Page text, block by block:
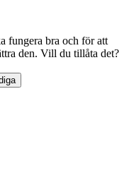
fungera bra och för att
den. Vill du tillåta det?